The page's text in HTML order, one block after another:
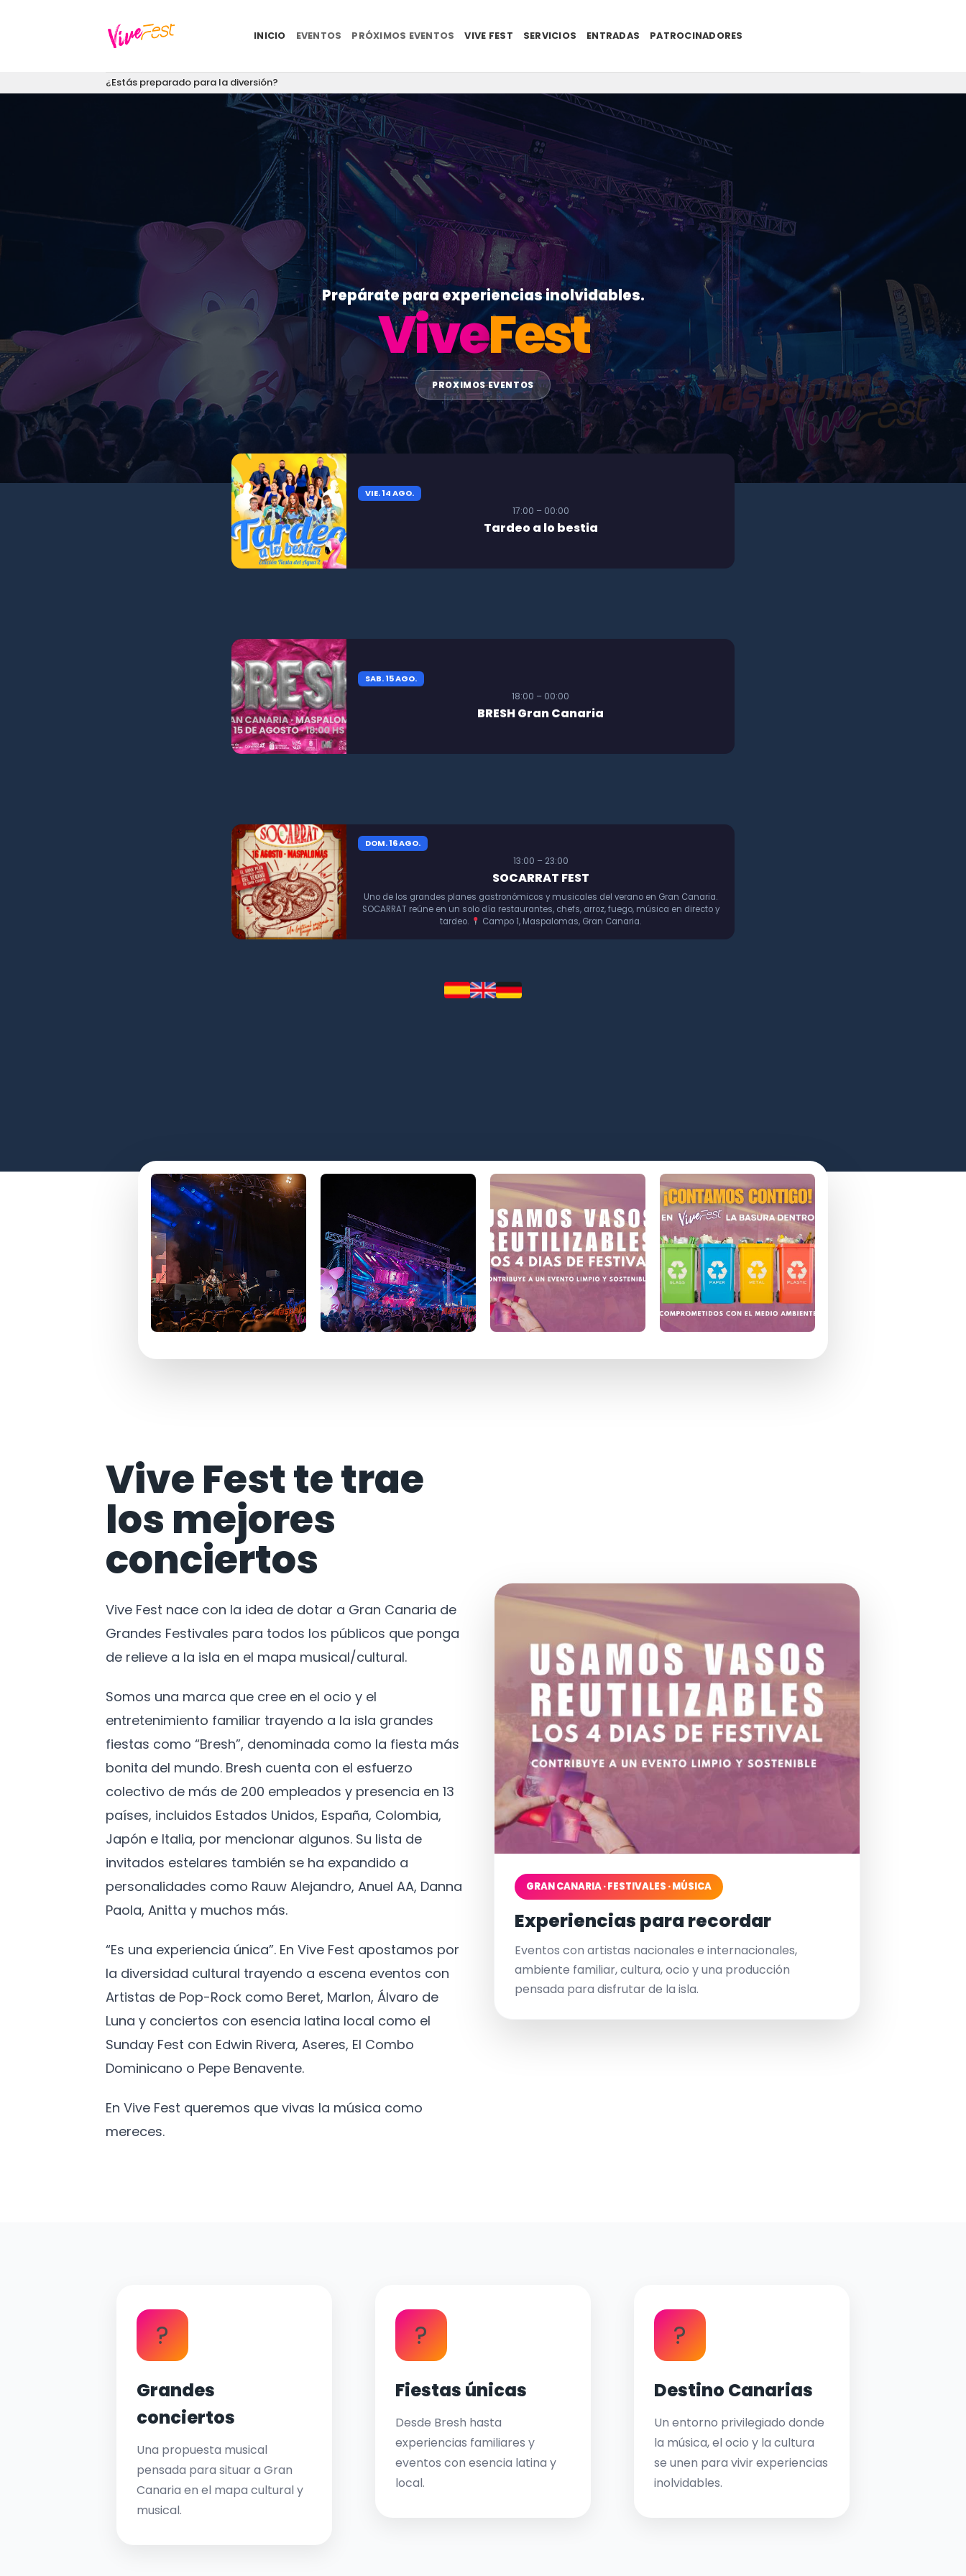
INICIO EVENTOS PRÓXIMOS EVENTOS VIVE FEST SERVICIOS ENTRADAS PATROCINADORES
¿Estás preparado para la diversión?
Prepárate para experiencias inolvidables.
ViveFest
PROXIMOS EVENTOS
VIE. 14 AGO.
17:00 – 00:00
Tardeo a lo bestia
SAB. 15 AGO.
18:00 – 00:00
BRESH Gran Canaria
DOM. 16 AGO.
13:00 – 23:00
SOCARRAT FEST
Uno de los grandes planes gastronómicos y musicales del verano en Gran Canaria.
SOCARRAT reúne en un solo día restaurantes, chefs, arroz, fuego, música en directo y
tardeo.
Campo 1, Maspalomas, Gran Canaria.
Vive Fest te trae
los mejores
conciertos
Vive Fest nace con la idea de dotar a Gran Canaria de
Grandes Festivales para todos los públicos que ponga
de relieve a la isla en el mapa musical/cultural.
Somos una marca que cree en el ocio y el
entretenimiento familiar trayendo a la isla grandes
fiestas como “Bresh”, denominada como la fiesta más
bonita del mundo. Bresh cuenta con el esfuerzo
colectivo de más de 200 empleados y presencia en 13
países, incluidos Estados Unidos, España, Colombia,
Japón e Italia, por mencionar algunos. Su lista de
invitados estelares también se ha expandido a
personalidades como Rauw Alejandro, Anuel AA, Danna
Paola, Anitta y muchos más.
“Es una experiencia única”. En Vive Fest apostamos por
la diversidad cultural trayendo a escena eventos con
Artistas de Pop-Rock como Beret, Marlon, Álvaro de
Luna y conciertos con esencia latina local como el
Sunday Fest con Edwin Rivera, Aseres, El Combo
Dominicano o Pepe Benavente.
En Vive Fest queremos que vivas la música como
mereces.
GRAN CANARIA · FESTIVALES · MÚSICA
Experiencias para recordar
Eventos con artistas nacionales e internacionales,
ambiente familiar, cultura, ocio y una producción
pensada para disfrutar de la isla.
?
Grandes
conciertos
Una propuesta musical
pensada para situar a Gran
Canaria en el mapa cultural y
musical.
?
Fiestas únicas
Desde Bresh hasta
experiencias familiares y
eventos con esencia latina y
local.
?
Destino Canarias
Un entorno privilegiado donde
la música, el ocio y la cultura
se unen para vivir experiencias
inolvidables.